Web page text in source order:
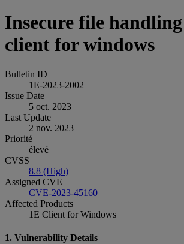
Insecure file
client for windows
Bulletin ID
1E-2023-2002
Issue Date
5 oct. 2023
Last Update
2 nov. 2023
Priorité
élevé
CVSS
8.8 (High)
Assigned CVE
CVE-2023-45160
Affected Products
1E Client for Windows
1. Vulnerability Details